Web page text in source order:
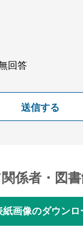
回答
送信する
係者・図
紙画像のダウンロ